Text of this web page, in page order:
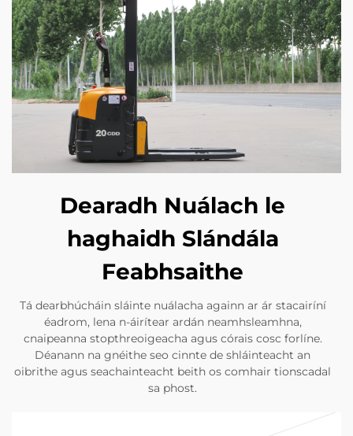
Dearadh Nuálach le
haghaidh Slándála
Feabhsaithe
Tá dearbhúcháin sláinte nuálacha againn ar ár stacairíní
éadrom, lena n-áirítear ardán neamhsleamhna,
cnaipeanna stopthreoigeacha agus córais cosc forlíne.
Déanann na gnéithe seo cinnte de shláinteacht an
oibrithe agus seachainteacht beith os comhair tionscadal
sa phost.